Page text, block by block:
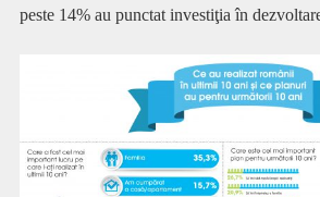
peste 14% au punctat investiţia în